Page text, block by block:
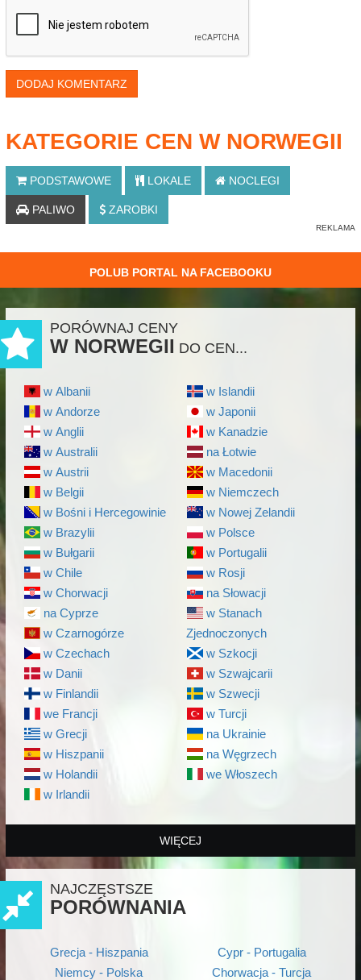
DODAJ KOMENTARZ
KATEGORIE CEN W NORWEGII
PODSTAWOWE LOKALE NOCLEGI
PALIWO ZAROBKI
POLUB PORTAL NA FACEBOOKU
PORÓWNAJ CENY
W NORWEGII DO CEN...
w Albanii
w Andorze
w Anglii
w Australii
w Austrii
w Belgii
w Bośni i Hercegowinie
w Brazylii
w Bułgarii
w Chile
w Chorwacji
na Cyprze
w Czarnogórze
w Czechach
w Danii
w Finlandii
we Francji
w Grecji
w Hiszpanii
w Holandii
w Irlandii
w Islandii
w Japonii
w Kanadzie
na Łotwie
w Macedonii
w Niemczech
w Nowej Zelandii
w Polsce
w Portugalii
w Rosji
na Słowacji
w Stanach
Zjednoczonych
w Szkocji
w Szwajcarii
w Szwecji
w Turcji
na Ukrainie
na Węgrzech
we Włoszech
WIĘCEJ
NAJCZĘSTSZE
PORÓWNANIA
Grecja - Hiszpania
Niemcy - Polska
Cypr - Portugalia
Chorwacja - Turcja